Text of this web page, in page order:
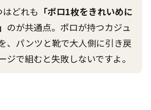
はどれも 「ポロ1枚をきれいめに
のが共通点。ポロが持つカジュ
、パンツと靴で大人側に引き戻
ジで組むと失敗しないですよ。